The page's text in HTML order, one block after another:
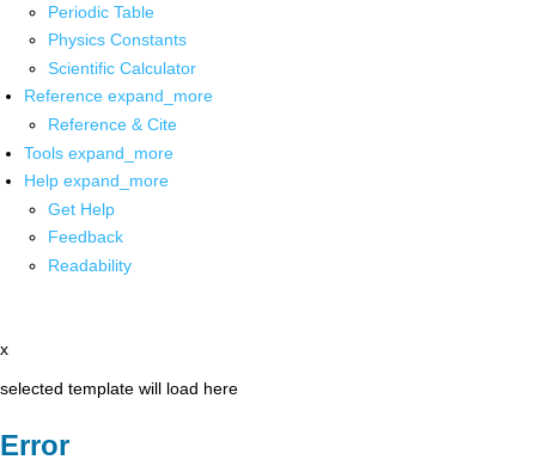
Periodic Table
Physics Constants
Scientific Calculator
Reference expand_more
Reference & Cite
Tools expand_more
Help expand_more
Get Help
Feedback
Readability
x
selected template will load here
Error